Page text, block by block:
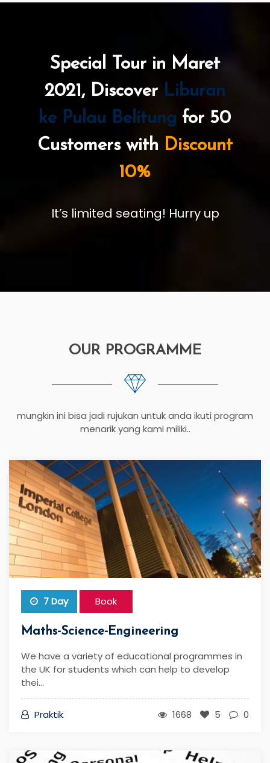
ke Pulau Belitungfor 50
Customers with Discount
10%
It’s limited seating! Hurry up
menarik yang kami miliki..
7 Day Book
We have a variety of educational programmes in
the UK for students which can help to develop
thei...
Praktik 1668 5